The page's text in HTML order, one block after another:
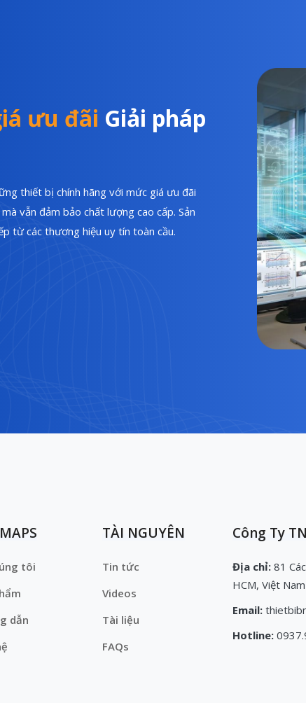
ưu đãi Giải pháp
thiết bị chính hãng với mức giá ưu đãi
vẫn đảm bảo chất lượng cao cấp. Sản
từ các thương hiệu uy tín toàn cầu.
tôi
dẫn
TÀI NGUYÊN
Tin tức
Videos
Tài liệu
FAQs
Công Ty
Địa chỉ: 81
HCM, Việt Nam
Email:
Hotline: